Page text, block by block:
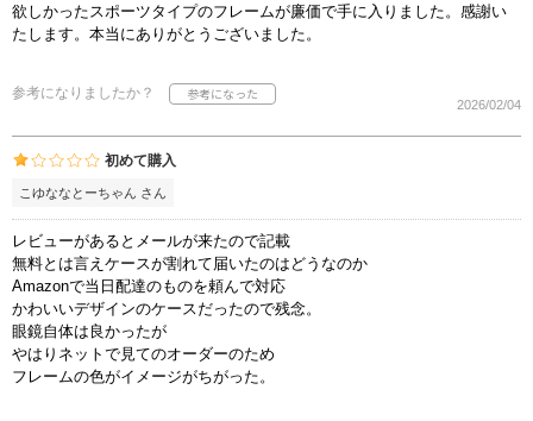
欲しかったスポーツタイプのフレームが廉価で手に入りました。感謝い
たします。本当にありがとうございました。
参考になりましたか？
2026/02/04
初めて購入
こゆななとーちゃん さん
レビューがあるとメールが来たので記載
無料とは言えケースが割れて届いたのはどうなのか
Amazonで当日配達のものを頼んで対応
かわいいデザインのケースだったので残念。
眼鏡自体は良かったが
やはりネットで見てのオーダーのため
フレームの色がイメージがちがった。